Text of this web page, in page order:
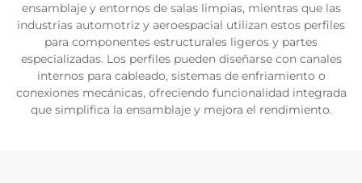
ensamblaje y entornos de salas limpias, mientras que las
industrias automotriz y aeroespacial utilizan estos perfiles
para componentes estructurales ligeros y partes
especializadas. Los perfiles pueden diseñarse con canales
internos para cableado, sistemas de enfriamiento o
conexiones mecánicas, ofreciendo funcionalidad integrada
que simplifica la ensamblaje y mejora el rendimiento.